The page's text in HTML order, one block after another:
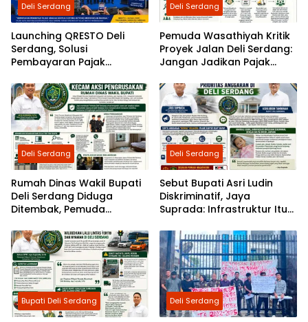
Deli Serdang
Launching QRESTO Deli
Serdang, Solusi
Pembayaran Pajak
Praktis, dan Transparan
Deli Serdang
Pemuda Wasathiyah Kritik
Proyek Jalan Deli Serdang:
Jangan Jadikan Pajak
Fiskal
Deli Serdang
Rumah Dinas Wakil Bupati
Deli Serdang Diduga
Ditembak, Pemuda
Usut Tuntas
Deli Serdang
Sebut Bupati Asri Ludin
Diskriminatif, Jaya
Suprada: Infrastruktur Itu
Pajak!
Bupati Deli Serdang Deli Serdang